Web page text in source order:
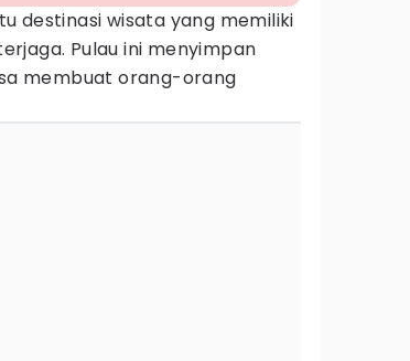
destinasi wisata yang memiliki
Pulau ini menyimpan
membuat orang-orang